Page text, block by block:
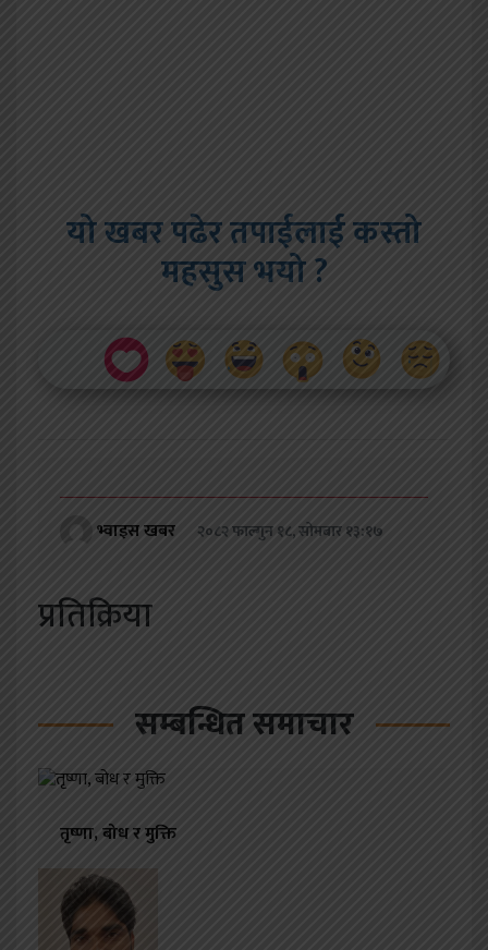
यो खबर पढेर तपाईलाई कस्तो
महसुस भयो ?
भ्वाइस खबर २०८२ फाल्गुन १८, सोमबार १३:१७
प्रतिक्रिया
सम्बन्धित समाचार
तृष्णा, बोध र मुक्ति